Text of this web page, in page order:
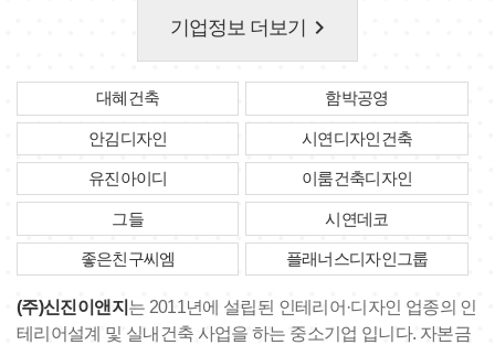
기업정보 더보기 keyboard_arrow_right
대혜건축 함박공영
안김디자인 시연디자인건축
유진아이디 이룸건축디자인
그들 시연데코
좋은친구씨엠 플래너스디자인그룹
(주)신진이앤지 는 2011년에 설립된 인테리어·디자인 업종의 인
테리어설계 및 실내건축 사업을 하는 중소기업 입니다. 자본금